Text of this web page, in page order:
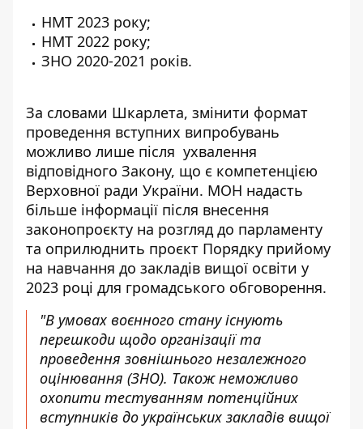
НМТ 2023 року;
НМТ 2022 року;
ЗНО 2020-2021 років.
За словами Шкарлета, змінити формат
проведення вступних випробувань
можливо лише після ухвалення
відповідного Закону, що є компетенцією
Верховної ради України. МОН надасть
більше інформації після внесення
законопроєкту на розгляд до парламенту
та оприлюднить проєкт Порядку прийому
на навчання до закладів вищої освіти у
2023 році для громадського обговорення.
"В умовах воєнного стану існують
перешкоди щодо організації та
проведення зовнішнього незалежного
оцінювання (ЗНО). Також неможливо
охопити тестуванням потенційних
вступників до українських закладів вищої